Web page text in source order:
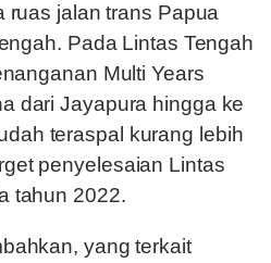
ruas jalan trans Papua
Pada Lintas Tengah
Multi Years
dari Jayapura hingga ke
teraspal kurang lebih
penyelesaian Lintas
tahun 2022.
yang terkait